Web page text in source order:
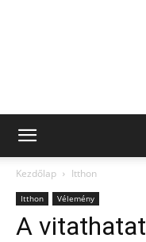
Kezdőlap Itthon
Itthon Vélemény
A